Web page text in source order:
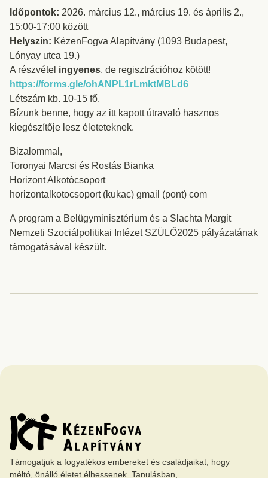
Időpontok: 2026. március 12., március 19. és április 2.,
15:00-17:00 között
Helyszín: KézenFogva Alapítvány (1093 Budapest,
Lónyay utca 19.)
A részvétel ingyenes, de regisztrációhoz kötött!
https://forms.gle/ohANPL1rLmktMBLd6
Létszám kb. 10-15 fő.
Bízunk benne, hogy az itt kapott útravaló hasznos
kiegészítője lesz életeteknek.
Bizalommal,
Toronyai Marcsi és Rostás Bianka
Horizont Alkotócsoport
horizontalkotocsoport (kukac) gmail (pont) com
A program a Belügyminisztérium és a Slachta Margit
Nemzeti Szociálpolitikai Intézet SZÜLŐ2025 pályázatának
támogatásával készült.
Támogatjuk a fogyatékos embereket és családjaikat, hogy
méltó, önálló életet élhessenek. Tanulásban,